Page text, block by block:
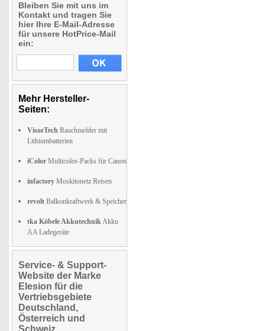
Bleiben Sie mit uns im
Kontakt und tragen Sie
hier Ihre E-Mail-Adresse
für unsere HotPrice-Mail
ein:
Mehr Hersteller-
Seiten:
VisorTech Rauchmelder mit
Lithiumbatterien
iColor Multicolor-Packs für Canon
infactory Moskitonetz Reisen
revolt Balkonkraftwerk & Speicher
tka Köbele AkkutechnikAkku
AA Ladegeräte
Service- & Support-
Website der Marke
Elesion für die
Vertriebsgebiete
Deutschland,
Österreich und
Schweiz